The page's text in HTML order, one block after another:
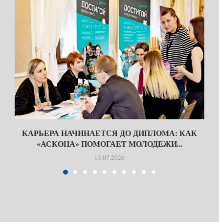
КАРЬЕРА НАЧИНАЕТСЯ ДО ДИПЛОМА: КАК
«АСКОНА» ПОМОГАЕТ МОЛОДЕЖИ...
13.07.2026